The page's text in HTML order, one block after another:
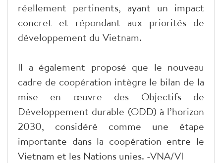
réellement pertinents, ayant un impact
concret et répondant aux priorités de
développement du Vietnam.
Il a également proposé que le nouveau
cadre de coopération intègre le bilan de la
mise en œuvre des Objectifs de
Développement durable (ODD) à l’horizon
2030, considéré comme une étape
importante dans la coopération entre le
Vietnam et les Nations unies. -VNA/VI